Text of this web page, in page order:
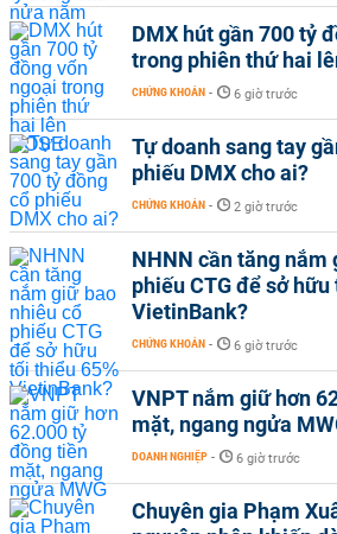
DMX hút gần 700 tỷ
trong phiên thứ hai
CHỨNG KHOÁN - 6 giờ trước
Tự doanh sang tay
phiếu DMX cho ai?
CHỨNG KHOÁN - 2 giờ trước
NHNN cần tăng nắm
phiếu CTG để sở
VietinBank?
CHỨNG KHOÁN - 6 giờ trước
VNPT nắm giữ hơn
mặt, ngang ngửa
DOANH NGHIỆP - 6 giờ trước
Chuyên gia Phạm